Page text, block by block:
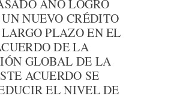
AÑO LOGRÓ
NUEVO CRÉDITO
PLAZO EN EL
DE LA
GLOBAL DE LA
ACUERDO SE
EL NIVEL DE